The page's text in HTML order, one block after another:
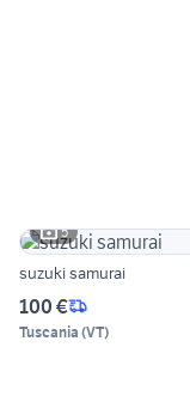
5
suzuki samurai
100 €
Tuscania (VT)